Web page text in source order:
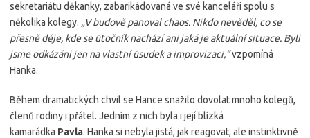
sekretariátu děkanky, zabarikádovaná ve své kanceláři spolu s
několika kolegy. „V budově panoval chaos. Nikdo nevěděl, co se
přesně děje, kde se útočník nachází ani jaká je aktuální situace. Byli
jsme odkázáni jen na vlastní úsudek a improvizaci,“vzpomíná
Hanka.
Během dramatických chvil se Hance snažilo dovolat mnoho kolegů,
členů rodiny i přátel. Jedním z nich byla i její blízká
kamarádka Pavla. Hanka si nebyla jistá, jak reagovat, ale instinktivně